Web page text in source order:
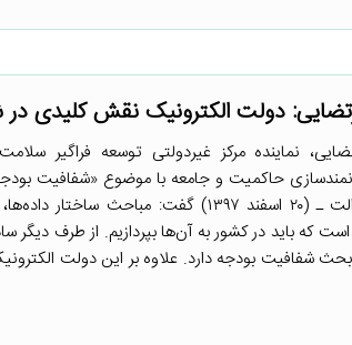
دولت الکترونیک نقش کلیدی در
نماینده مرکز غیردولتی توسعه فراگیر
حاکمیت و جامعه با موضوع «شفافیت
عدالت ـ (۲۰ اسفند ۱۳۹۷) گفت: مباحث
که باید در کشور به آن‌ها بپردازیم. از طرف
شفافیت بودجه دارد. علاوه بر این دولت